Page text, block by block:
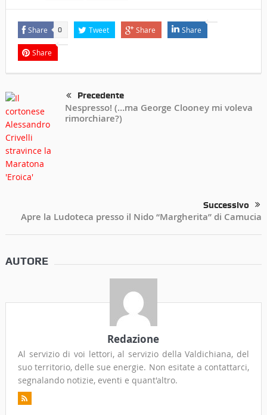
Share 0 Tweet Share Share
Share
Precedente
Nespresso! (…ma George Clooney mi voleva
rimorchiare?)
Successivo
Apre la Ludoteca presso il Nido “Margherita” di Camucia
AUTORE
Redazione
Al servizio di voi lettori, al servizio della Valdichiana, del
suo territorio, delle sue energie. Non esitate a contattarci,
segnalando notizie, eventi e quant'altro.